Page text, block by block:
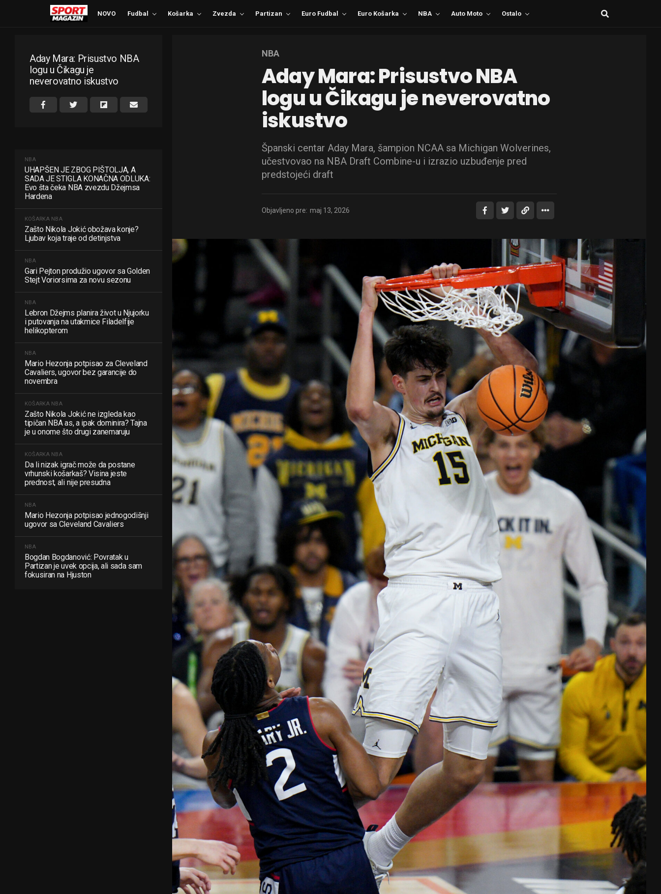
NOVO Fudbal Košarka Zvezda Partizan Euro Fudbal Euro Košarka NBA Auto Moto Ostalo
Aday Mara: Prisustvo NBA
logu u Čikagu je
neverovatno iskustvo
NBA
UHAPŠEN JE ZBOG PIŠTOLJA, A
SADA JE STIGLA KONAČNA ODLUKA:
Evo šta čeka NBA zvezdu Džejmsa
Hardena
KOŠARKA NBA
Zašto Nikola Jokić obožava konje?
Ljubav koja traje od detinjstva
NBA
Gari Pejton produžio ugovor sa Golden
Stejt Voriorsima za novu sezonu
NBA
Lebron Džejms planira život u Njujorku
i putovanja na utakmice Filadelfije
helikopterom
NBA
Mario Hezonja potpisao za Cleveland
Cavaliers, ugovor bez garancije do
novembra
KOŠARKA NBA
Zašto Nikola Jokić ne izgleda kao
tipičan NBA as, a ipak dominira? Tajna
je u onome što drugi zanemaruju
KOŠARKA NBA
Da li nizak igrač može da postane
vrhunski košarkaš? Visina jeste
prednost, ali nije presudna
NBA
Mario Hezonja potpisao jednogodišnji
ugovor sa Cleveland Cavaliers
NBA
Bogdan Bogdanović: Povratak u
Partizan je uvek opcija, ali sada sam
fokusiran na Hjuston
NBA
Aday Mara: Prisustvo NBA
logu u Čikagu je neverovatno
iskustvo
Španski centar Aday Mara, šampion NCAA sa Michigan Wolverines,
učestvovao na NBA Draft Combine-u i izrazio uzbuđenje pred
predstojeći draft
Objavljeno pre: maj 13, 2026